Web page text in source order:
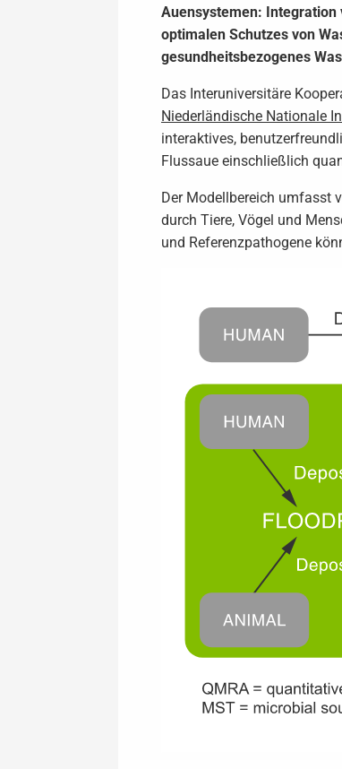
Auensystemen: Integration
optimalen Schutzes von
gesundheitsbezogenes
Das Interuniversitäre
Niederländische Nationale
interaktives,
Flussaue einschließlich
Der Modellbereich umfasst
durch Tiere, Vögel und
und Referenzpathogene